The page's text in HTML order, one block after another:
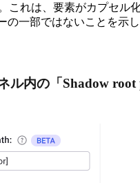
これは、要素がカプセル
の一部ではないことを示し
ル内の「Shadow